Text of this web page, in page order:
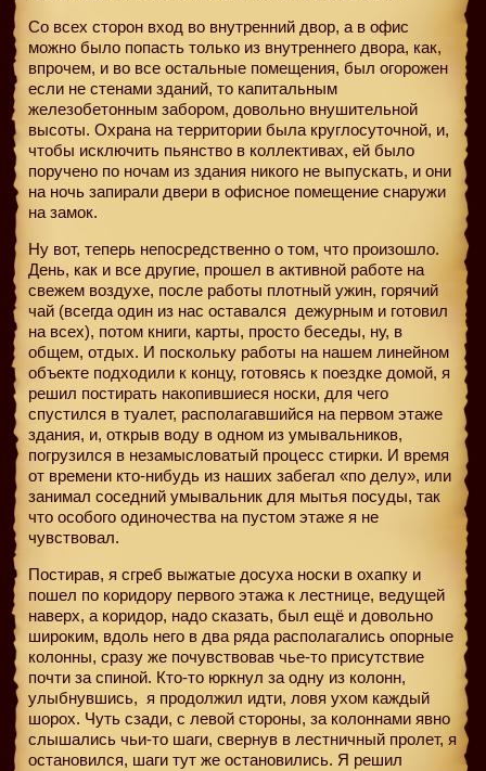
Со всех сторон вход во внутренний двор, а в офис
можно было попасть только из внутреннего двора, как,
впрочем, и во все остальные помещения, был огорожен
если не стенами зданий, то капитальным
железобетонным забором, довольно внушительной
высоты. Охрана на территории была круглосуточной, и,
чтобы исключить пьянство в коллективах, ей было
поручено по ночам из здания никого не выпускать, и они
на ночь запирали двери в офисное помещение снаружи
на замок.
Ну вот, теперь непосредственно о том, что произошло.
День, как и все другие, прошел в активной работе на
свежем воздухе, после работы плотный ужин, горячий
чай (всегда один из нас оставался дежурным и готовил
на всех), потом книги, карты, просто беседы, ну, в
общем, отдых. И поскольку работы на нашем линейном
объекте подходили к концу, готовясь к поездке домой, я
решил постирать накопившиеся носки, для чего
спустился в туалет, располагавшийся на первом этаже
здания, и, открыв воду в одном из умывальников,
погрузился в незамысловатый процесс стирки. И время
от времени кто-нибудь из наших забегал «по делу», или
занимал соседний умывальник для мытья посуды, так
что особого одиночества на пустом этаже я не
чувствовал.
Постирав, я сгреб выжатые досуха носки в охапку и
пошел по коридору первого этажа к лестнице, ведущей
наверх, а коридор, надо сказать, был ещё и довольно
широким, вдоль него в два ряда располагались опорные
колонны, сразу же почувствовав чье-то присутствие
почти за спиной. Кто-то юркнул за одну из колонн,
улыбнувшись, я продолжил идти, ловя ухом каждый
шорох. Чуть сзади, с левой стороны, за колоннами явно
слышались чьи-то шаги, свернув в лестничный пролет, я
остановился, шаги тут же остановились. Я решил